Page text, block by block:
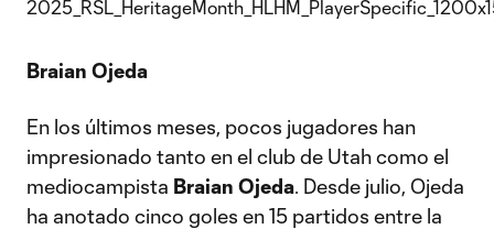
Braian Ojeda
En los últimos meses, pocos jugadores han
impresionado tanto en el club de Utah como el
mediocampista Braian Ojeda. Desde julio, Ojeda
ha anotado cinco goles en 15 partidos entre la